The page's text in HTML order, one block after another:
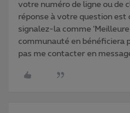
votre numéro de ligne ou de
réponse à votre question est
signalez-la comme ‘Meilleure
communauté en bénéficiera
pas me contacter en